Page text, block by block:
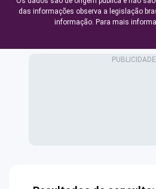
das informações observa a legislação
informação. Para mais